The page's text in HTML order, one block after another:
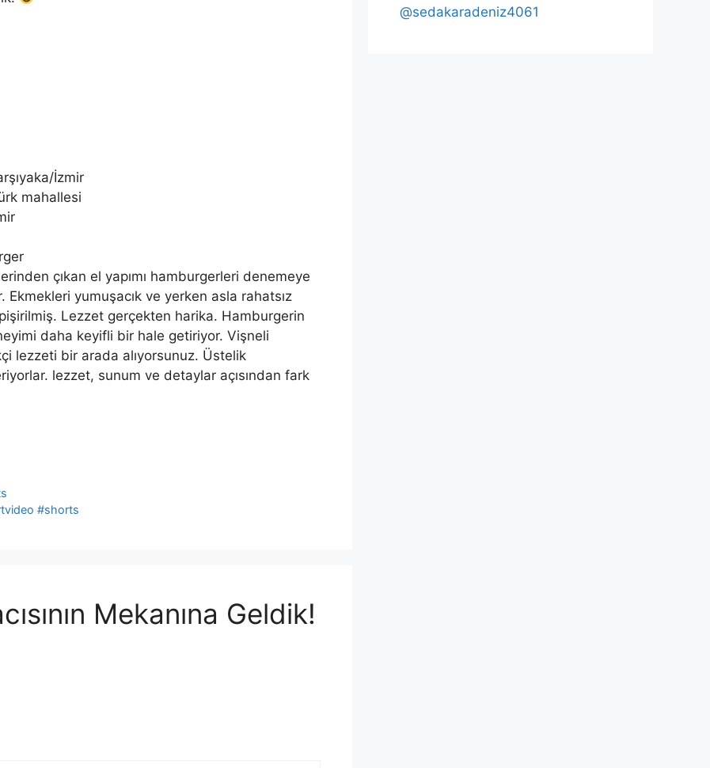
İzmir
mahallesi
çıkan el yapımı hamburgerleri denemeye
yumuşacık ve yerken asla rahatsız
Lezzet gerçekten harika. Hamburgerin
daha keyifli bir hale getiriyor. Vişneli
lezzeti bir arada alıyorsunuz. Üstelik
lezzet, sunum ve detaylar açısından fark
#shorts
Mekanına Geldik!
@sedakaradeniz4061